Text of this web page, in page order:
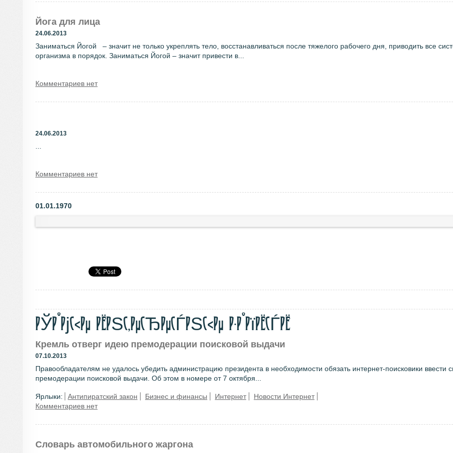
Йога для лица
24.06.2013
Заниматься Йогой – значит не только укреплять тело, восстанавливаться после тяжелого рабочего дня, приводить все
организма в порядок. Заниматься Йогой – значит привести в...
Комментариев нет
24.06.2013
Комментариев нет
01.01.1970
РЎР°РјС‹Рµ РёРЅС‚РµСЂРµСЃРЅС‹Рµ Р·Р°РїРёСЃРё
Кремль отверг идею премодерации поисковой выдачи
07.10.2013
Правообладателям не удалось убедить администрацию президента в необходимости обязать интернет-поисковики ввести
премодерации поисковой выдачи. Об этом в номере от 7 октября...
Ярлыки: Антипиратский закон Бизнес и финансы Интернет
Новости Интернет
Комментариев нет
Словарь автомобильного жаргона